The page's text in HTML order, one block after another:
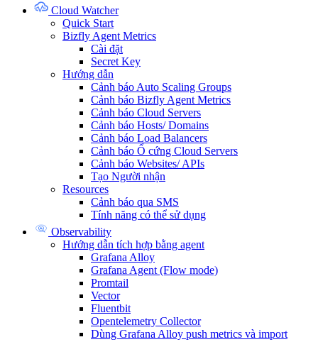
Cloud Watcher
Quick Start
Bizfly Agent Metrics
Cài đặt
Secret Key
Hướng dẫn
Cảnh báo Auto Scaling Groups
Cảnh báo Bizfly Agent Metrics
Cảnh báo Cloud Servers
Cảnh báo Hosts/ Domains
Cảnh báo Load Balancers
Cảnh báo Ổ cứng Cloud Servers
Cảnh báo Websites/ APIs
Tạo Người nhận
Resources
Cảnh báo qua SMS
Tính năng có thể sử dụng
Observability
Hướng dẫn tích hợp bằng agent
Grafana Alloy
Grafana Agent (Flow mode)
Promtail
Vector
Fluentbit
Opentelemetry Collector
Dùng Grafana Alloy push metrics và import